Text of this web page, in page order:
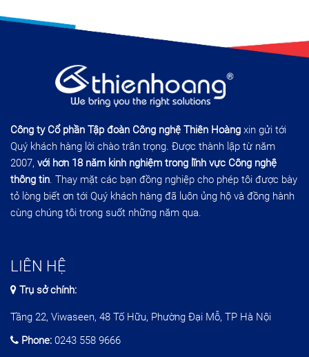
Công ty Cổ phần Tập đoàn Công nghệ Thiên Hoàng xin gửi tới
Quý khách hàng lời chào trân trọng. Được thành lập từ năm
2007, với hơn 18 năm kinh nghiệm trong lĩnh vực Công nghệ
thông tin. Thay mặt các bạn đồng nghiệp cho phép tôi được bày
tỏ lòng biết ơn tới Quý khách hàng đã luôn ủng hộ và đồng hành
cùng chúng tôi trong suốt những năm qua.
LIÊN HỆ
Trụ sở chính:
Tầng 22, Viwaseen, 48 Tố Hữu, Phường Đại Mỗ, TP Hà Nội
Phone: 0243 558 9666